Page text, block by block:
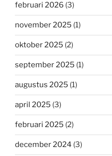
februari 2026 (3)
november 2025 (1)
oktober 2025 (2)
september 2025 (1)
augustus 2025 (1)
april 2025 (3)
februari 2025 (2)
december 2024 (3)